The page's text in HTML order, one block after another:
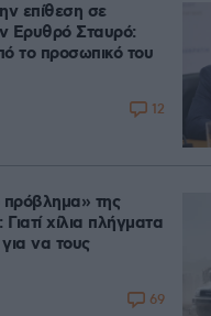
επίθεση σε
Ερυθρό Σταυρό:
το προσωπικό του
12
πρόβλημα» της
χίλια πλήγματα
να τους
69